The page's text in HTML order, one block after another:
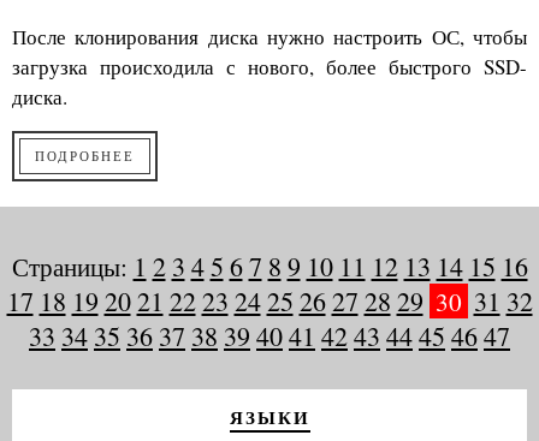
После клонирования диска нужно настроить ОС, чтобы
загрузка происходила с нового, более быстрого SSD-
диска.
ПОДРОБНЕЕ
Страницы: 1 2 3 45 67 8 9 10 11 12 13 14 15 16
17 18 19 2021 2223 2425 2627 28 29 30 31 32
33 34 35 36 37 38 39 4041 4243 4445 4647
ЯЗЫКИ